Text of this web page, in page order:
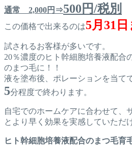
通常 2,000円⇒500円/税別
この価格で出来るのは5月31
試されるお客様が多いです。
20％濃度のヒト幹細胞培養液配合
のまつ毛に！！
液を塗布後、ポレーションを当て
5分程度で終わります。
自宅でのホームケアに合わせて、
とより早く効果を実感していただ
ヒト幹細胞培養液配合のまつ毛育